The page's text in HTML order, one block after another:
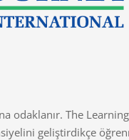
odaklanır. The Learning
geliştirdikçe